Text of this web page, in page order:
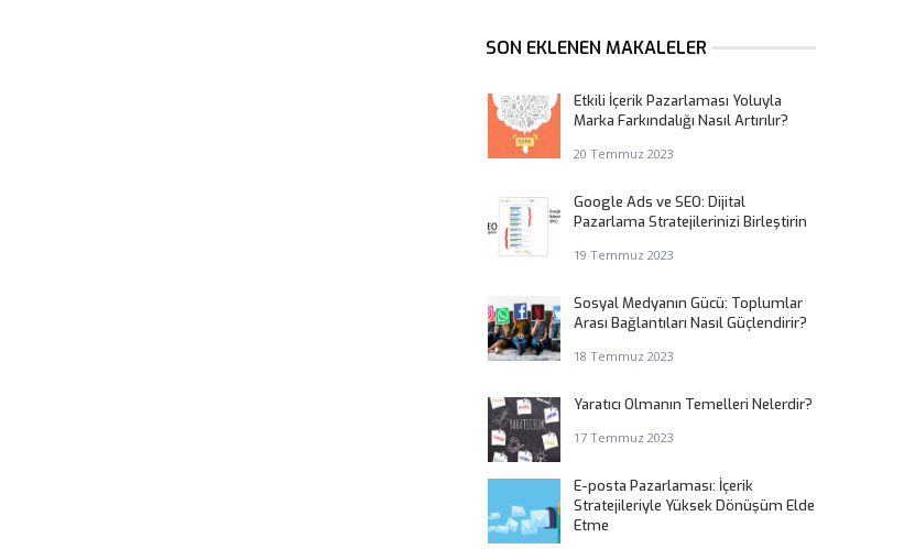
SON EKLENEN MAKALELER
Etkili İçerik Pazarlaması Yoluyla
Marka Farkındalığı Nasıl Artırılır?
20 Temmuz 2023
Google Ads ve SEO: Dijital
Pazarlama Stratejilerinizi Birleştirin
19 Temmuz 2023
Sosyal Medyanın Gücü: Toplumlar
Arası Bağlantıları Nasıl Güçlendirir?
18 Temmuz 2023
Yaratıcı Olmanın Temelleri Nelerdir?
17 Temmuz 2023
E-posta Pazarlaması: İçerik
Stratejileriyle Yüksek Dönüşüm Elde
Etme